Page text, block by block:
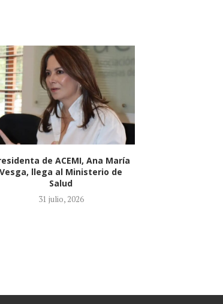
Se mueve la carrera por la
Congreso entra en la
fase...
27 julio, 2026